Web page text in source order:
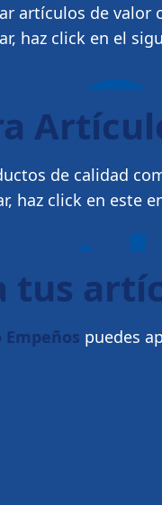
artículos de valor
haz click en el
de calidad
haz click en este
Empeños puedes